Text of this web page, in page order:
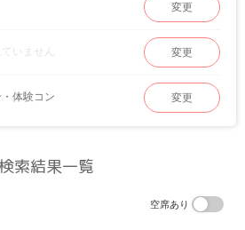
変更
いません 変更
体験コン 変更
検索結果一覧
空席あり